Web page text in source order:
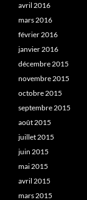
avril 2016
mars 2016
février 2016
janvier 2016
décembre 2015
novembre 2015
octobre 2015
septembre 2015
août 2015
juillet 2015
juin 2015
mai 2015
avril 2015
mars 2015